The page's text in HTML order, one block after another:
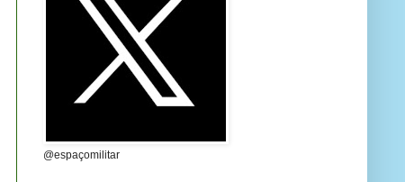
@espaçomilitar